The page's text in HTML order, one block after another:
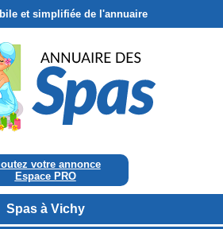
et simplifiée de l'annuaire
votre annonce
Espace PRO
Spas à Vichy